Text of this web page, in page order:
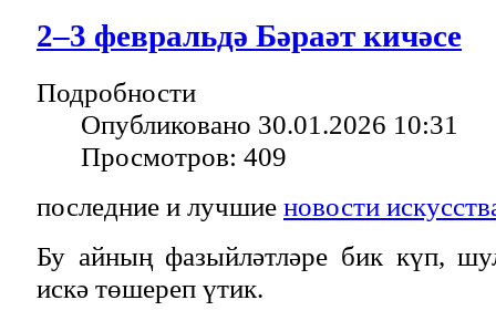
2–3 февральдә Бәраәт кичәсе
Подробности
Опубликовано 30.01.2026 10:31
Просмотров: 409
последние и лучшие новости
Бу айның фазыйләтләре бик күп,
искә төшереп үтик.